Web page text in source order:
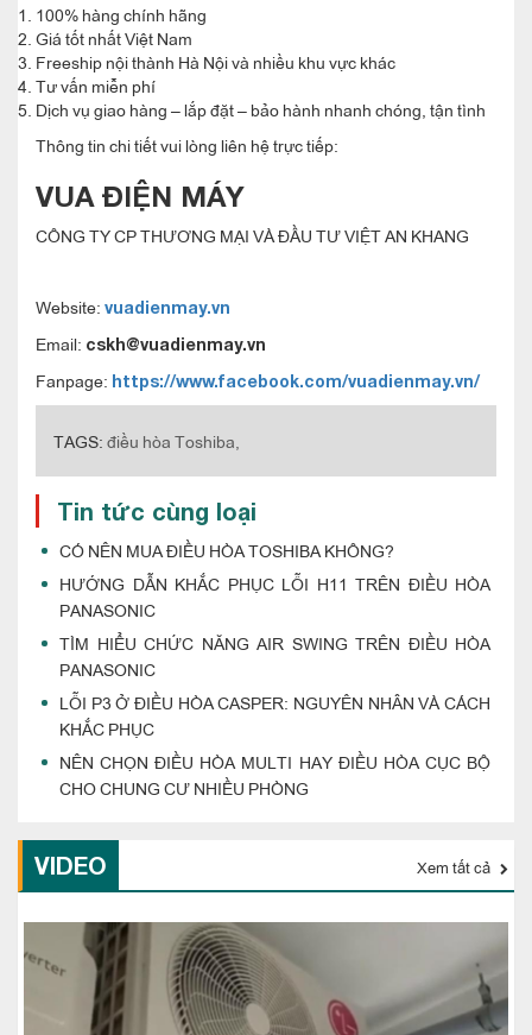
100% hàng chính hãng
Giá tốt nhất Việt Nam
Freeship nội thành Hà Nội và nhiều khu vực khác
Tư vấn miễn phí
Dịch vụ giao hàng – lắp đặt – bảo hành nhanh chóng, tận tình
Thông tin chi tiết vui lòng liên hệ trực tiếp:
VUA ĐIỆN MÁY
CÔNG TY CP THƯƠNG MẠI VÀ ĐẦU TƯ VIỆT AN KHANG
Website: vuadienmay.vn
Email: cskh@vuadienmay.vn
Fanpage: https://www.facebook.com/vuadienmay.vn/
TAGS: điều hòa Toshiba,
Tin tức cùng loại
CÓ NÊN MUA ĐIỀU HÒA TOSHIBA KHÔNG?
HƯỚNG DẪN KHẮC PHỤC LỖI H11 TRÊN ĐIỀU HÒA
PANASONIC
TÌM HIỂU CHỨC NĂNG AIR SWING TRÊN ĐIỀU HÒA
PANASONIC
LỖI P3 Ở ĐIỀU HÒA CASPER: NGUYÊN NHÂN VÀ CÁCH
KHẮC PHỤC
NÊN CHỌN ĐIỀU HÒA MULTI HAY ĐIỀU HÒA CỤC BỘ
CHO CHUNG CƯ NHIỀU PHÒNG
VIDEO Xem tất cả